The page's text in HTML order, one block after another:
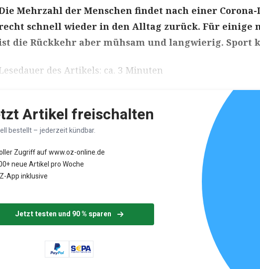
Mehrzahl der Menschen findet nach einer
schnell wieder in den Alltag zurück. Für einige
die Rückkehr aber mühsam und langwierig. Sport
des Artikels: ca. 3 Minuten
Artikel freischalten
bestellt – jederzeit kündbar.
Zugriff auf www.oz-online.de
neue Artikel pro Woche
App inklusive
Jetzt testen und 90 % sparen